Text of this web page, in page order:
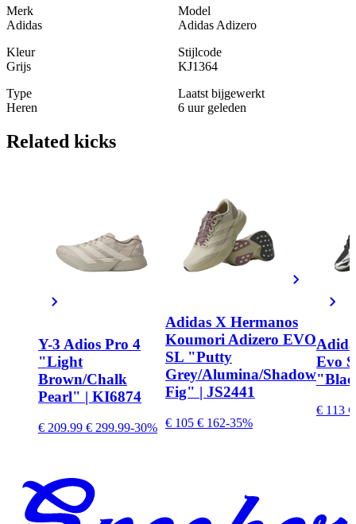
Merk
Adidas
Model
Adidas Adizero
Kleur
Grijs
Stijlcode
KJ1364
Type
Heren
Laatst bijgewerkt
6 uur geleden
Related kicks
Y-3 Adios Pro 4
"Light
Brown/Chalk
Pearl" | KI6874
€ 209.99 € 299.99-30%
Adidas X Hermanos
Koumori Adizero EVO
SL "Putty
Grey/Alumina/Shadow
Fig" | JS2441
€ 105 € 162-35%
Evo
€ 113